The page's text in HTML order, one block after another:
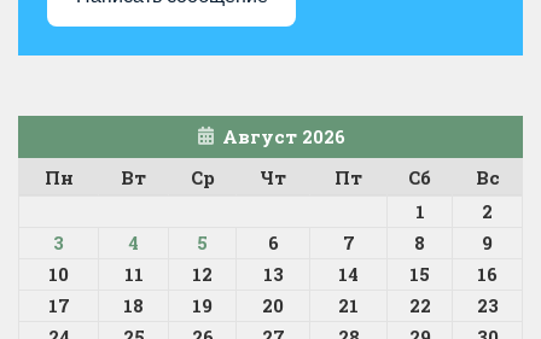
Август 2026
Пн
Вт Ср Чт Пт Сб
Вс
1
2
3
4 5 6 7 8
9
10
11 12 13 14 15
16
17
18 19 20 21 22
23